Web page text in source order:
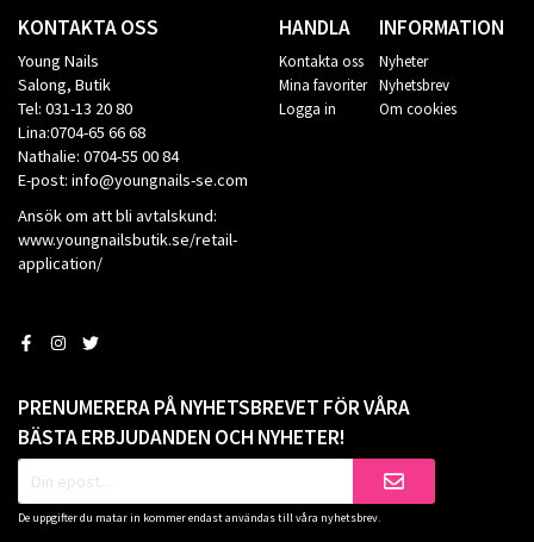
KONTAKTA OSS
Young Nails
Salong, Butik
Tel: 031-13 20 80
Lina:0704-65 66 68
Nathalie: 0704-55 00 84
E-post: info@youngnails-se.com
Ansök om att bli avtalskund:
www.youngnailsbutik.se/retail-
application/
HANDLA
Kontakta oss
Mina favoriter
Logga in
INFORMATION
Nyheter
Nyhetsbrev
Om cookies
PRENUMERERA PÅ NYHETSBREVET FÖR VÅRA
BÄSTA ERBJUDANDEN OCH NYHETER!
De uppgifter du matar in kommer endast användas till våra nyhetsbrev.